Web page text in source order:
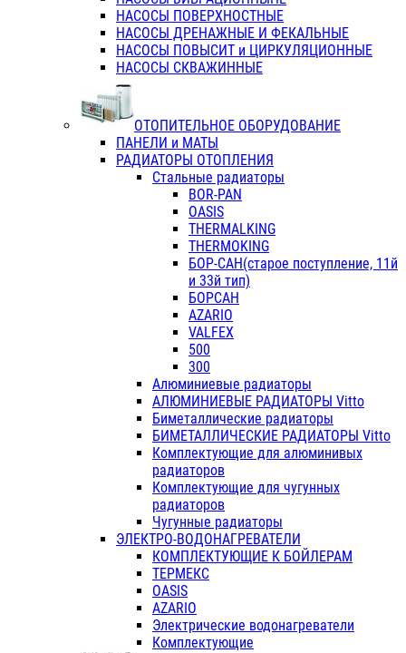
НАСОСЫ ПОВЕРХНОСТНЫЕ
НАСОСЫ ДРЕНАЖНЫЕ И ФЕКАЛЬНЫЕ
НАСОСЫ ПОВЫСИТ и ЦИРКУЛЯЦИОННЫЕ
НАСОСЫ СКВАЖИННЫЕ
ОТОПИТЕЛЬНОЕ ОБОРУДОВАНИЕ
ПАНЕЛИ и МАТЫ
РАДИАТОРЫ ОТОПЛЕНИЯ
Стальные радиаторы
BOR-PAN
OASIS
THERMALKING
THERMOKING
БОР-САН(старое поступление, 11й
и 33й тип)
БОРСАН
AZARIO
VALFEX
500
300
Алюминиевые радиаторы
АЛЮМИНИЕВЫЕ РАДИАТОРЫ Vitto
Биметаллические радиаторы
БИМЕТАЛЛИЧЕСКИЕ РАДИАТОРЫ Vitto
Комплектующие для алюминивых
радиаторов
Комплектующие для чугунных
радиаторов
Чугунные радиаторы
ЭЛЕКТРО-ВОДОНАГРЕВАТЕЛИ
КОМПЛЕКТУЮЩИЕ К БОЙЛЕРАМ
ТЕРМЕКС
OASIS
AZARIO
Электрические водонагреватели
Комплектующие